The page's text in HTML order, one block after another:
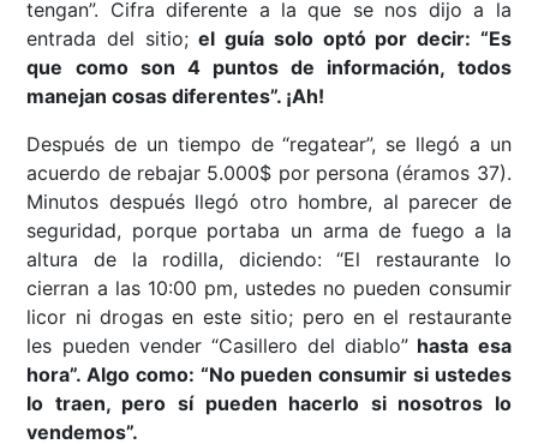
tengan”. Cifra diferente a la que se nos dijo a la
entrada del sitio;el guía solo optó por decir: “Es
que como son 4 puntos de información, todos
manejan cosas diferentes”. ¡Ah!
Después de un tiempo de “regatear”, se llegó a un
acuerdo de rebajar 5.000$ por persona (éramos 37).
Minutos después llegó otro hombre, al parecer de
seguridad, porque portaba un arma de fuego a la
altura de la rodilla, diciendo: “El restaurante lo
cierran a las 10:00 pm, ustedes no pueden consumir
licor ni drogas en este sitio; pero en el restaurante
les pueden vender “Casillero del diablo” hasta esa
hora”. Algo como: “No pueden consumir si ustedes
lo traen, pero sí pueden hacerlo si nosotros lo
vendemos”.